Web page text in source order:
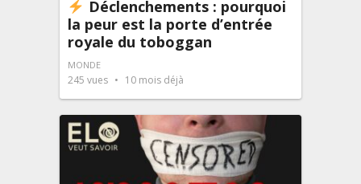
Déclenchements : pourquoi
la peur est la porte d’entrée
royale du toboggan
MONDE
245 vues 10 mois déjà